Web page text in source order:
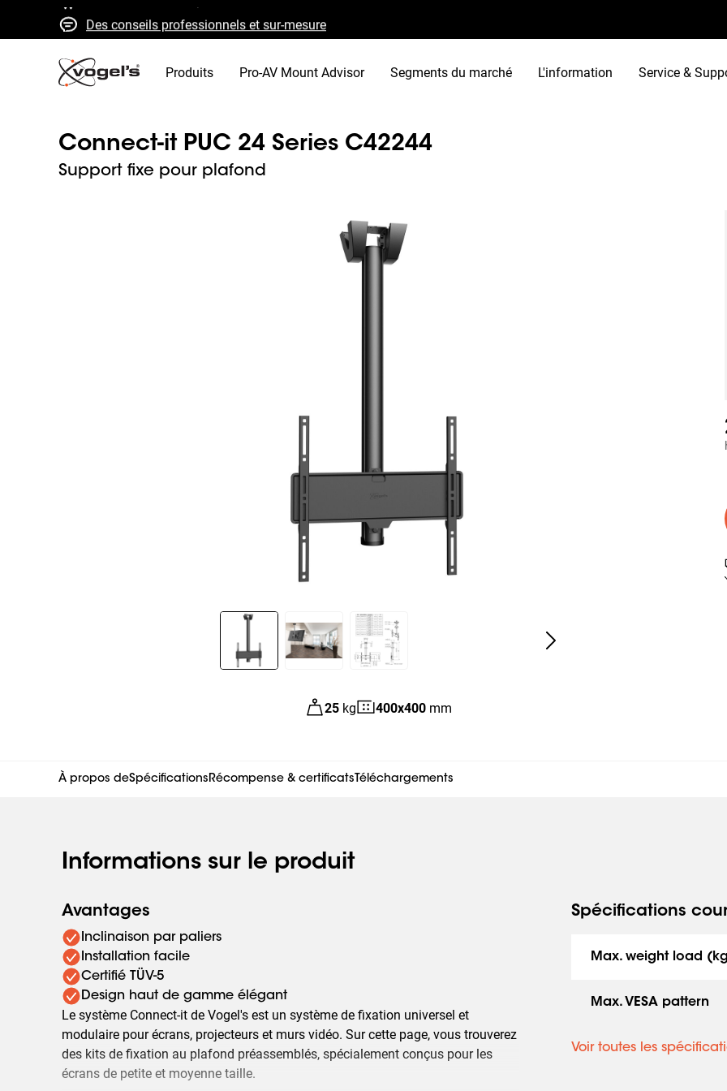
Des conseils professionnels et sur-mesure
Devis et livraison rapides
Qualité élevée garantie
Produits Pro-AV Mount Advisor Segments du marché L'information Service &
Connect-it PUC 24 Series C42244
Support fixe pour plafond
Slide 1 of 3
25 kg 400x400 mm
À propos deSpécificationsRécompense & certificats Téléchargements
Informations sur le produit
Avantages
Inclinaison par paliers
Installation facile
Certifié TÜV-5
Design haut de gamme élégant
Le système Connect-it de Vogel's est un système de fixation universel et
modulaire pour écrans, projecteurs et murs vidéo. Sur cette page, vous trouverez
des kits de fixation au plafond préassemblés, spécialement conçus pour les
écrans de petite et moyenne taille.
Spécifications
Max. weight load
Max. VESA pattern
Voir toutes les